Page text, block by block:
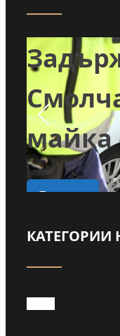
на
вода
Прочети
КАТЕГОРИИ